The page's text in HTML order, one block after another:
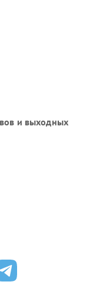
и выходных